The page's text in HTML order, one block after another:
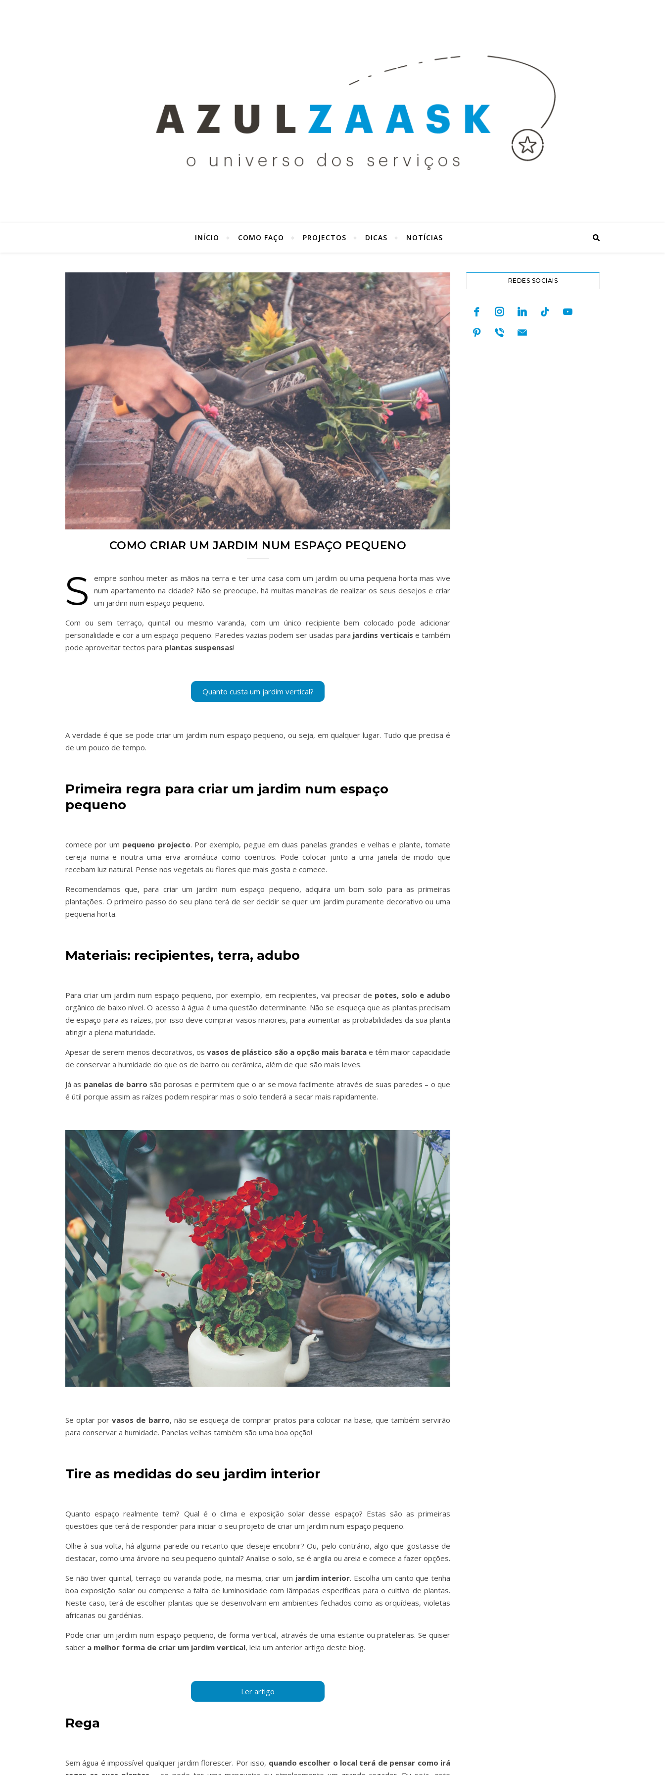
INÍCIO COMO FAÇO PROJECTOS DICAS NOTÍCIAS
COMO CRIAR UM JARDIM NUM ESPAÇO PEQUENO
S
empre sonhou meter as mãos na terra e ter uma casa com um jardim ou uma pequena horta mas vive
num apartamento na cidade? Não se preocupe, há muitas maneiras de realizar os seus desejos e criar
um jardim num espaço pequeno.
Com ou sem terraço, quintal ou mesmo varanda, com um único recipiente bem colocado pode adicionar
personalidade e cor a um espaço pequeno. Paredes vazias podem ser usadas para jardins verticais e também
pode aproveitar tectos para plantas suspensas!
A verdade é que se pode criar um jardim num espaço pequeno, ou seja, em qualquer lugar. Tudo que precisa é
de um pouco de tempo.
Primeira regra para criar um jardim num espaço
pequeno
comece por um pequeno projecto. Por exemplo, pegue em duas panelas grandes e velhas e plante, tomate
cereja numa e noutra uma erva aromática como coentros. Pode colocar junto a uma janela de modo que
recebam luz natural. Pense nos vegetais ou flores que mais gosta e comece.
Recomendamos que, para criar um jardim num espaço pequeno, adquira um bom solo para as primeiras
plantações. O primeiro passo do seu plano terá de ser decidir se quer um jardim puramente decorativo ou uma
pequena horta.
Materiais: recipientes, terra, adubo
Para criar um jardim num espaço pequeno, por exemplo, em recipientes, vai precisar de potes, solo e adubo
orgânico de baixo nível. O acesso à água é uma questão determinante. Não se esqueça que as plantas precisam
de espaço para as raízes, por isso deve comprar vasos maiores, para aumentar as probabilidades da sua planta
atingir a plena maturidade.
Apesar de serem menos decorativos, osvasos de plástico são a opção mais baratae têm maior capacidade
de conservar a humidade do que os de barro ou cerâmica, além de que são mais leves.
Já as panelas de barro são porosas e permitem que o ar se mova facilmente através de suas paredes – o que
é útil porque assim as raízes podem respirar mas o solo tenderá a secar mais rapidamente.
Se optar por vasos de barro, não se esqueça de comprar pratos para colocar na base, que também servirão
para conservar a humidade. Panelas velhas também são uma boa opção!
Tire as medidas do seu jardim interior
Quanto espaço realmente tem? Qual é o clima e exposição solar desse espaço? Estas são as primeiras
questões que terá de responder para iniciar o seu projeto de criar um jardim num espaço pequeno.
Olhe à sua volta, há alguma parede ou recanto que deseje encobrir? Ou, pelo contrário, algo que gostasse de
destacar, como uma árvore no seu pequeno quintal? Analise o solo, se é argila ou areia e comece a fazer opções.
Se não tiver quintal, terraço ou varanda pode, na mesma, criar um jardim interior. Escolha um canto que tenha
boa exposição solar ou compense a falta de luminosidade com lâmpadas específicas para o cultivo de plantas.
Neste caso, terá de escolher plantas que se desenvolvam em ambientes fechados como as orquídeas, violetas
africanas ou gardénias.
Pode criar um jardim num espaço pequeno, de forma vertical, através de uma estante ou prateleiras. Se quiser
saber a melhor forma de criar um jardim vertical, leia um anterior artigo deste blog.
Rega
Sem água é impossível qualquer jardim florescer. Por isso, quando escolher o local terá de pensar como irá
REDES SOCIAIS
facebookinstagramlinkedintiktok youtube
pinterest
viber mail